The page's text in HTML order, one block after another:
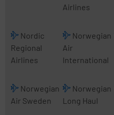
Airlines
Nordic
Regional
Airlines
Norwegian
Air
International
Norwegian
Air Sweden
Norwegian
Long Haul